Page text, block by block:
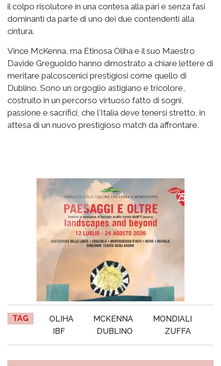
il colpo risolutore in una contesa alla pari e senza fasi
dominanti da parte di uno dei due contendenti alla
cintura.
Vince McKenna, ma Etinosa Oliha e il suo Maestro
Davide Greguoldo hanno dimostrato a chiare lettere di
meritare palcoscenici prestigiosi come quello di
Dublino. Sono un orgoglio astigiano e tricolore,
costruito in un percorso virtuoso fatto di sogni,
passione e sacrifici, che l'Italia deve tenersi stretto, in
attesa di un nuovo prestigioso match da affrontare.
TAG OLIHA MCKENNA
MONDIALI
IBF
DUBLINO ZUFFA